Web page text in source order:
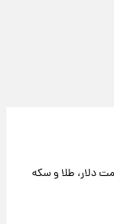
دلار، طلا و سکه